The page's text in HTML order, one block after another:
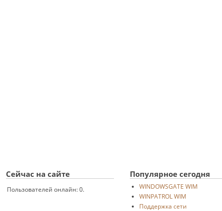
Сейчас на сайте
Пользователей онлайн: 0.
Популярное сегодня
WINDOWSGATE WIM
WINPATROL WIM
Поддержка сети